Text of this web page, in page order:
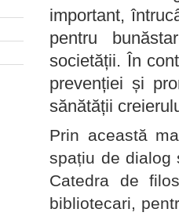
important,
pentru
societății. În
prevenției și
sănătății
Prin această
spațiu de dialog
Catedra de
bibliotecari,